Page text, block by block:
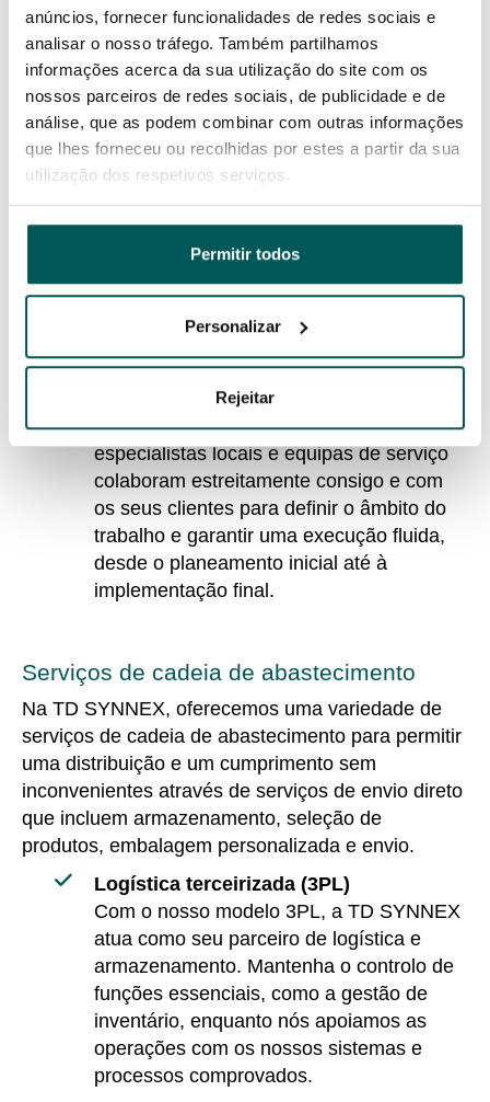
anúncios, fornecer funcionalidades de redes sociais e
analisar o nosso tráfego. Também partilhamos
informações acerca da sua utilização do site com os
nossos parceiros de redes sociais, de publicidade e de
análise, que as podem combinar com outras informações
que lhes forneceu ou recolhidas por estes a partir da sua
utilização dos respetivos serviços.
Permitir todos
Personalizar
Rejeitar
Soluções móveis
Para dispositivos móveis, garantimos que
funcionem com a versão mais recente do
sistema operativo ou com a imagem
personalizada selecionada pelo cliente.
Também podemos configurar a ligação
automática a uma rede Wi-Fi específica,
verificar se os equipamentos estão livres
protetores de ecrã.
Projetos especiais
construções personalizadas e entregas
programadas, oferecemos suporte
dedicado ao projeto. Os nossos
especialistas locais e equipas de serviço
colaboram estreitamente consigo e com
os seus clientes para definir o âmbito do
trabalho e garantir uma execução fluida,
desde o planeamento inicial até à
implementação final.
Serviços de cadeia de abastecimento
Na TD SYNNEX, oferecemos uma variedade de
serviços de cadeia de abastecimento para permitir
uma distribuição e um cumprimento sem
inconvenientes através de serviços de envio direto
que incluem armazenamento, seleção de
produtos, embalagem personalizada e envio.
Logística terceirizada (3PL)
Com o nosso modelo 3PL, a TD SYNNEX
atua como seu parceiro de logística e
armazenamento. Mantenha o controlo de
funções essenciais, como a gestão de
inventário, enquanto nós apoiamos as
operações com os nossos sistemas e
processos comprovados.